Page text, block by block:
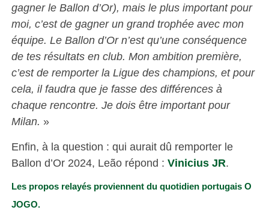
gagner le Ballon d’Or), mais le plus important pour
moi, c’est de gagner un grand trophée avec mon
équipe. Le Ballon d’Or n’est qu’une conséquence
de tes résultats en club. Mon ambition première,
c’est de remporter la Ligue des champions, et pour
cela, il faudra que je fasse des différences à
chaque rencontre. Je dois être important pour
Milan. »
Enfin, à la question : qui aurait dû remporter le
Ballon d’Or 2024, Leão répond : Vinicius JR.
Les propos relayés proviennent du quotidien portugais O
JOGO.